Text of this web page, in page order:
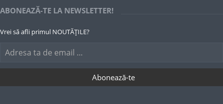
ABONEAZĂ-TE LA NEWSLETTER!
Vrei să afli primul NOUTĂȚILE?